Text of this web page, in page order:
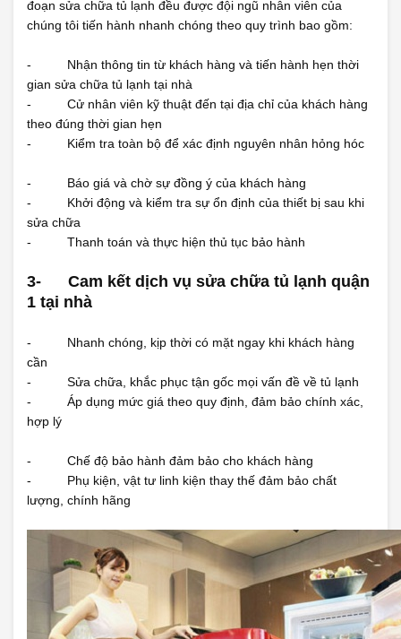
đoạn sửa chữa tủ lạnh đều được đội ngũ nhân viên của
chúng tôi tiến hành nhanh chóng theo quy trình bao gồm:
- Nhận thông tin từ khách hàng và tiến hành hẹn thời
gian sửa chữa tủ lạnh tại nhà
- Cử nhân viên kỹ thuật đến tại địa chỉ của khách hàng
theo đúng thời gian hẹn
- Kiểm tra toàn bộ để xác định nguyên nhân hỏng hóc
- Báo giá và chờ sự đồng ý của khách hàng
- Khởi động và kiểm tra sự ổn định của thiết bị sau khi
sửa chữa
- Thanh toán và thực hiện thủ tục bảo hành
3- Cam kết dịch vụ sửa chữa tủ lạnh quận
1 tại nhà
- Nhanh chóng, kịp thời có mặt ngay khi khách hàng
cần
- Sửa chữa, khắc phục tận gốc mọi vấn đề về tủ lạnh
- Áp dụng mức giá theo quy định, đảm bảo chính xác,
hợp lý
- Chế độ bảo hành đảm bảo cho khách hàng
- Phụ kiện, vật tư linh kiện thay thế đảm bảo chất
lượng, chính hãng